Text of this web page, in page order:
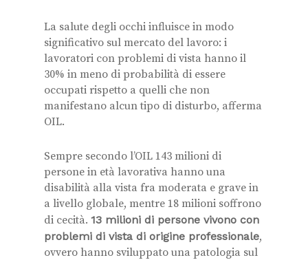
La salute degli occhi influisce in modo
significativo sul mercato del lavoro: i
lavoratori con problemi di vista hanno il
30% in meno di probabilità di essere
occupati rispetto a quelli che non
manifestano alcun tipo di disturbo, afferma
OIL.
Sempre secondo l’OIL 143 milioni di
persone in età lavorativa hanno una
disabilità alla vista fra moderata e grave in
a livello globale, mentre 18 milioni soffrono
di cecità. 13 milioni di persone vivono con
problemi di vista di origine professionale,
ovvero hanno sviluppato una patologia sul